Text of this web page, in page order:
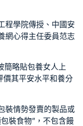
程學院傳授、中國安
網心得主任委員范志
簡略貼包養女人上
價其平安水平和養分
裝情勢發賣的製品或
裝食物”，不包含饅